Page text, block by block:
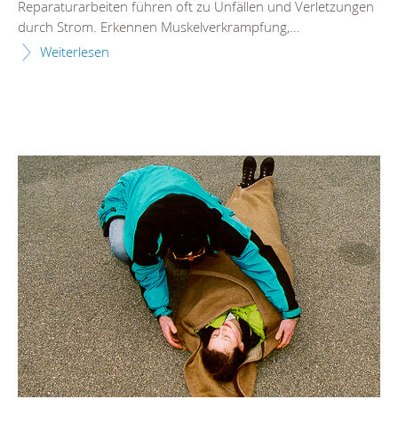
Reparaturarbeiten führen oft zu Unfällen und Verletzungen
durch Strom. Erkennen Muskelverkrampfung,...
Weiterlesen